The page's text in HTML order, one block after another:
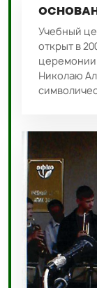
Учебный
открыт в
церемонии
Николаю